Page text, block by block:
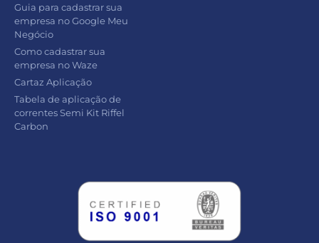
Guia para cadastrar sua
empresa no Google Meu
Negócio
Como cadastrar sua
empresa no Waze
Cartaz Aplicação
Tabela de aplicação de
correntes Semi Kit Riffel
Carbon